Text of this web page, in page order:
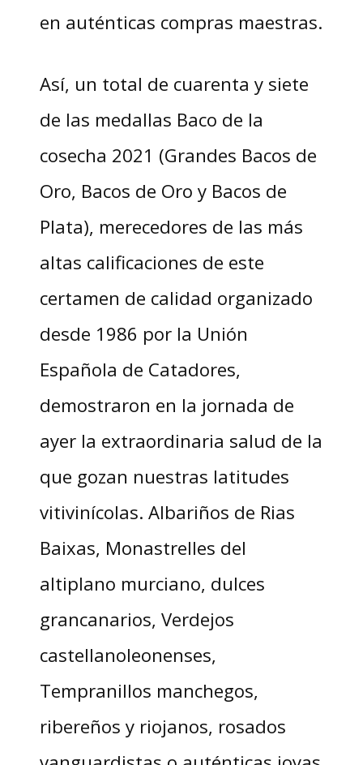
en auténticas compras maestras.
Así, un total de cuarenta y siete
de las medallas Baco de la
cosecha 2021 (Grandes Bacos de
Oro, Bacos de Oro y Bacos de
Plata), merecedores de las más
altas calificaciones de este
certamen de calidad organizado
desde 1986 por la Unión
Española de Catadores,
demostraron en la jornada de
ayer la extraordinaria salud de la
que gozan nuestras latitudes
vitivinícolas. Albariños de Rias
Baixas, Monastrelles del
altiplano murciano, dulces
grancanarios, Verdejos
castellanoleonenses,
Tempranillos manchegos,
ribereños y riojanos, rosados